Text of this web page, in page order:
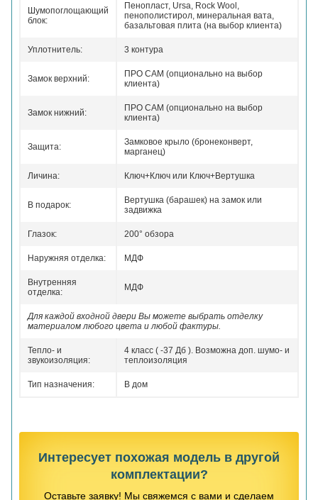
Шумопоглощающий
блок:
Пенопласт, Ursa, Rock Wool,
пенополистирол, минеральная вата,
базальтовая плита (на выбор клиента)
Уплотнитель: 3 контура
Замок верхний:
ПРО САМ (опционально на выбор
клиента)
Замок нижний:
ПРО САМ (опционально на выбор
клиента)
Защита:
Замковое крыло (бронеконверт,
марганец)
Личина: Ключ+Ключ или Ключ+Вертушка
В подарок:
Вертушка (барашек) на замок или
задвижка
Глазок: 200° обзора
Наружняя отделка: МДФ
Внутренняя
отделка:
МДФ
Для каждой входной двери Вы можете выбрать отделку
материалом любого цвета и любой фактуры.
Тепло- и
звукоизоляция:
4 класс ( -37 Дб ). Возможна доп. шумо- и
теплоизоляция
Тип назначения: В дом
Интересует похожая модель в другой
комплектации?
Оставьте заявку! Мы свяжемся с вами и сделаем